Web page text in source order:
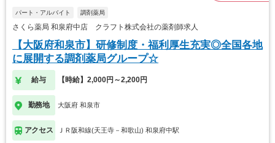
パート・アルバイト 調剤薬局
さくら薬局 和泉府中店 クラフト株式会社の薬剤師求人
【大阪府和泉市】研修制度・福利厚生充実◎全国各地
に展開する調剤薬局グループ☆
給与 【時給】2,000円～2,200円
勤務地 大阪府 和泉市
アクセス ＪＲ阪和線(天王寺－和歌山) 和泉府中駅